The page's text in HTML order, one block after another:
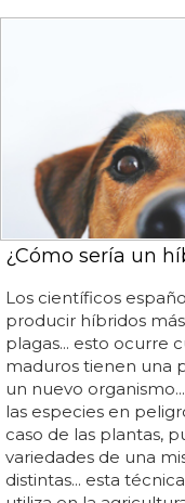
¿Cómo sería un
Los científicos
producir híbridos
plagas... esto ocurre
maduros tienen una
un nuevo
las especies en
caso de las plantas,
variedades de una
distintas... esta